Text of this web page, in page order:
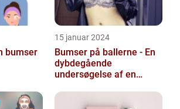
bumser
15 januar 2024
Bumser på ballerne - En
dybdegående
undersøgelse af en